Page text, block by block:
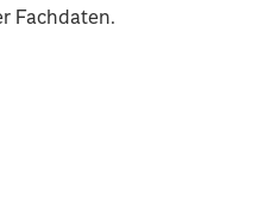
Fachdaten.